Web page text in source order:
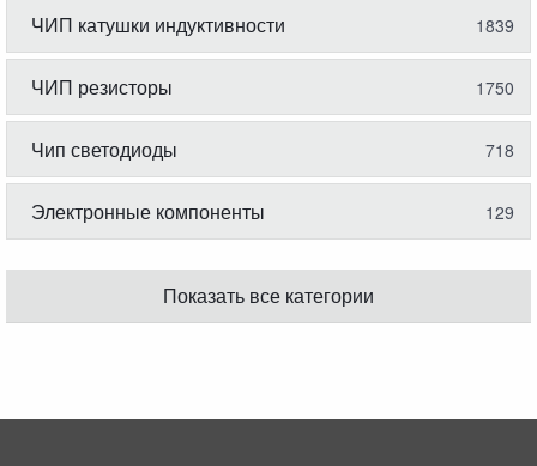
ЧИП катушки индуктивности 1839
ЧИП резисторы 1750
Чип светодиоды 718
Электронные компоненты 129
Показать все категории